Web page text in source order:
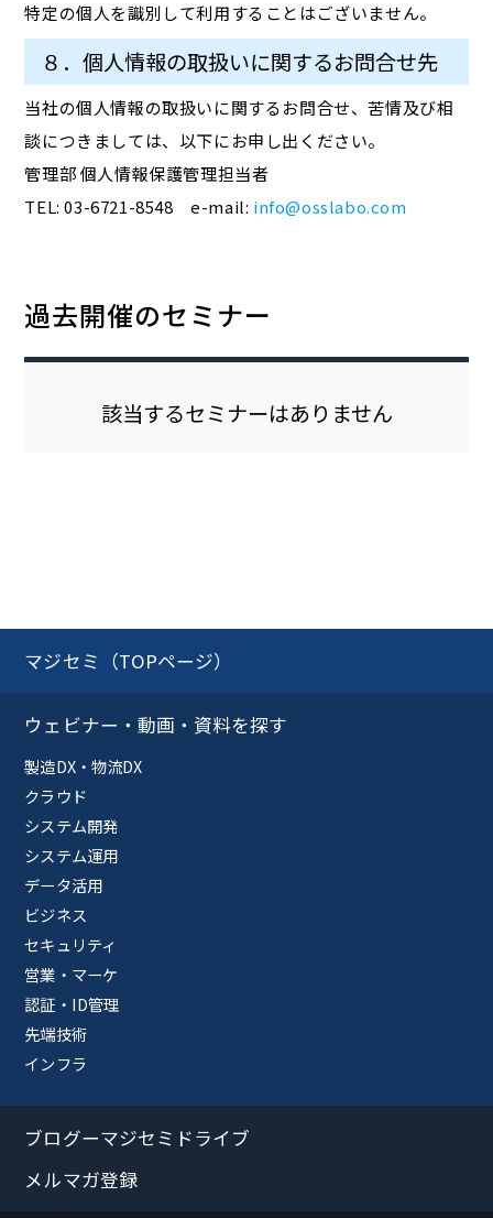
特定の個人を識別して利用することはございません。
８．個人情報の取扱いに関するお問合せ先
当社の個人情報の取扱いに関するお問合せ、苦情及び相
談につきましては、以下にお申し出ください。
管理部 個人情報保護管理担当者
TEL: 03-6721-8548 e-mail: info@osslabo.com
過去開催のセミナー
該当するセミナーはありません
マジセミ（TOPページ）
ウェビナー・動画・資料を探す
製造DX・物流DX
クラウド
システム開発
システム運用
データ活用
ビジネス
セキュリティ
営業・マーケ
認証・ID管理
先端技術
インフラ
ブログーマジセミドライブ
メルマガ登録